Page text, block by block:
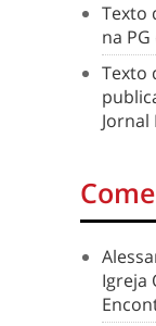
Texto
na
Texto
Jornal
Igreja